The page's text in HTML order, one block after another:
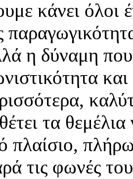
κάνει
η δύναμη
τα
πλαίσιο,
τις φωνές